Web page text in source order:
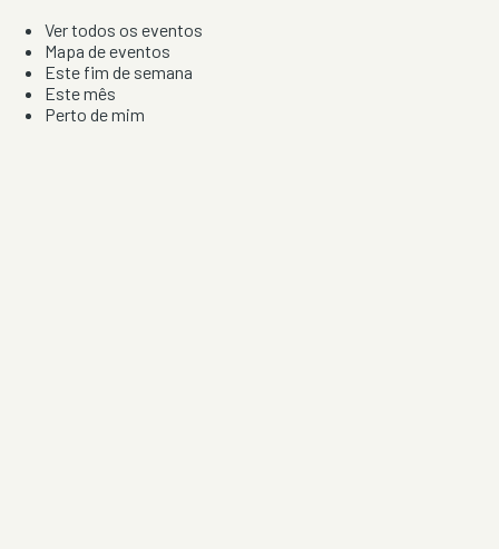
Ver todos os eventos
Mapa de eventos
Este fim de semana
Este mês
Perto de mim